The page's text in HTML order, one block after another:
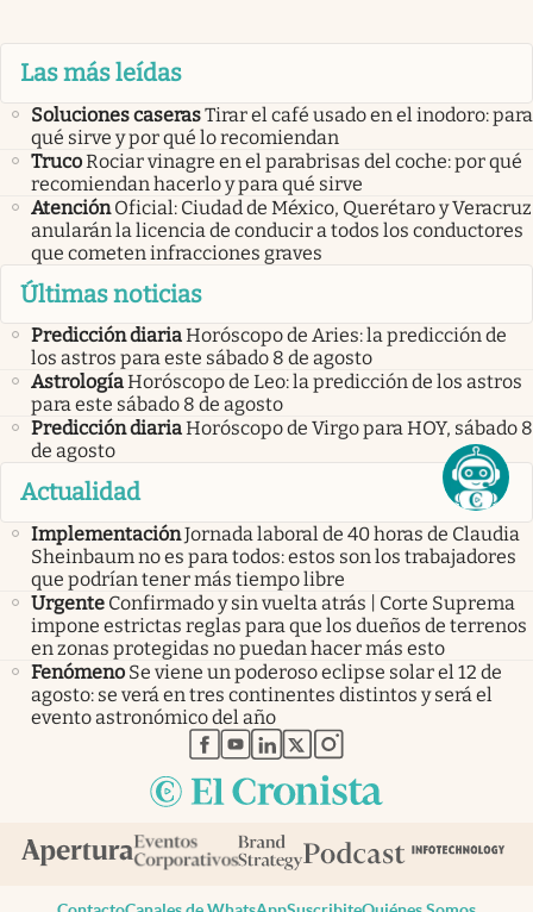
Las más leídas
Soluciones caserasTirar el café usado en el inodoro: para
qué sirve y por qué lo recomiendan
TrucoRociar vinagre en el parabrisas del coche: por qué
recomiendan hacerlo y para qué sirve
Atención Oficial: Ciudad de México, Querétaro y Veracruz
anularán la licencia de conducir a todos los conductores
que cometen infracciones graves
Últimas noticias
Predicción diariaHoróscopo de Aries: la predicción de
los astros para este sábado 8 de agosto
AstrologíaHoróscopo de Leo: la predicción de los astros
para este sábado 8 de agosto
Predicción diariaHoróscopo de Virgo para HOY, sábado 8
de agosto
Actualidad
ImplementaciónJornada laboral de 40 horas de Claudia
Sheinbaum no es para todos: estos son los trabajadores
que podrían tener más tiempo libre
Urgente Confirmado y sin vuelta atrás | Corte Suprema
impone estrictas reglas para que los dueños de terrenos
en zonas protegidas no puedan hacer más esto
Fenómeno Se viene un poderoso eclipse solar el 12 de
agosto: se verá en tres continentes distintos y será el
evento astronómico del año
abre en nueva pestaña
abre en nueva pestaña
abre en nueva pestaña
abre en nueva pestaña
abre en nueva pestaña